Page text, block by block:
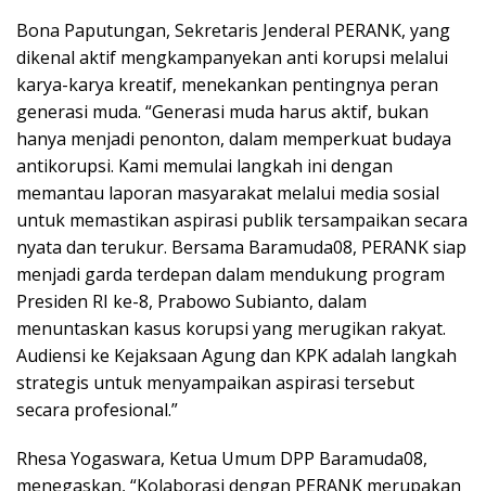
Bona Paputungan, Sekretaris Jenderal PERANK, yang
dikenal aktif mengkampanyekan anti korupsi melalui
karya-karya kreatif, menekankan pentingnya peran
generasi muda. “Generasi muda harus aktif, bukan
hanya menjadi penonton, dalam memperkuat budaya
antikorupsi. Kami memulai langkah ini dengan
memantau laporan masyarakat melalui media sosial
untuk memastikan aspirasi publik tersampaikan secara
nyata dan terukur. Bersama Baramuda08, PERANK siap
menjadi garda terdepan dalam mendukung program
Presiden RI ke-8, Prabowo Subianto, dalam
menuntaskan kasus korupsi yang merugikan rakyat.
Audiensi ke Kejaksaan Agung dan KPK adalah langkah
strategis untuk menyampaikan aspirasi tersebut
secara profesional.”
Rhesa Yogaswara, Ketua Umum DPP Baramuda08,
menegaskan, “Kolaborasi dengan PERANK merupakan